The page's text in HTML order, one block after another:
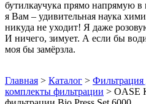
бутилкаучука прямо напрямую
я Вам – удивительная наука
никуда не уходит! Я даже
И ничего, зимует. А если бы
моя бы замёрзла.
Главная > Каталог > Фильтрация
комплекты фильтрации > OASE